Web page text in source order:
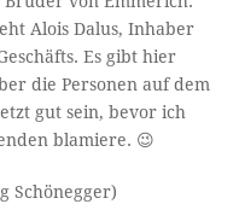
Alois Dalus, Inhaber
Es gibt hier
die Personen auf dem
gut sein, bevor ich
blamiere. 😉
Schönegger)